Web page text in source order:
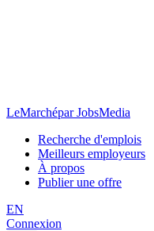
LeMarchépar JobsMedia
Recherche d'emplois
Meilleurs employeurs
À propos
Publier une offre
EN
Connexion